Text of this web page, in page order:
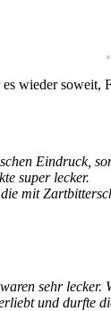
wieder soweit,
Eindruck,
super lecker.
mit
sehr lecker.
und durfte